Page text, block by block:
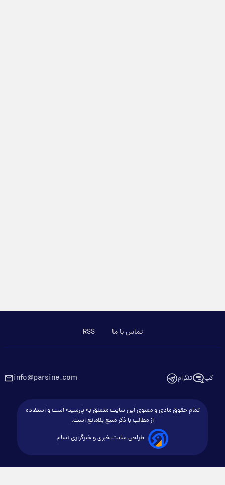
تماس با ما RSS
گپ تلگرام info@parsine.com
تمام حقوق مادی و معنوی این سایت متعلق به پارسینه است و استفاده
از مطالب با ذکر منبع بلامانع است.
طراحی سایت خبری و خبرگزاری آسام